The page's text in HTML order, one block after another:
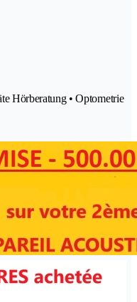
Hörberatung • Optometrie